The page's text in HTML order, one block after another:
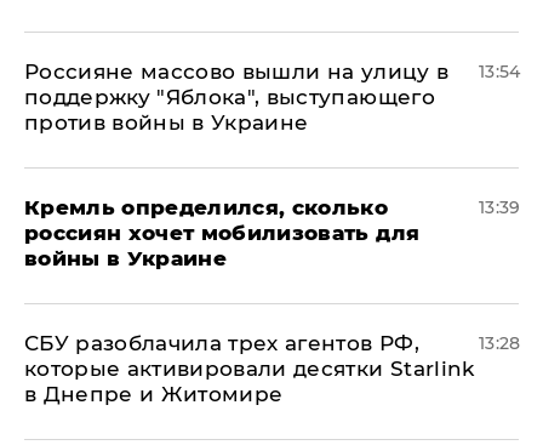
Россияне массово вышли на улицу в
поддержку "Яблока", выступающего
против войны в Украине
13:54
Кремль определился, сколько
россиян хочет мобилизовать для
войны в Украине
13:39
СБУ разоблачила трех агентов РФ,
которые активировали десятки Starlink
в Днепре и Житомире
13:28